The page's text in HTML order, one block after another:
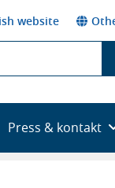
website
Press & kontakt